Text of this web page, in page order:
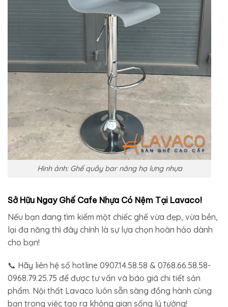
Hình ảnh: Ghế quầy bar nâng hạ lưng nhựa
Sở Hữu Ngay Ghế Cafe Nhựa Có Nệm Tại Lavaco!
Nếu bạn đang tìm kiếm một chiếc ghế vừa đẹp, vừa bền,
lại đa năng thì đây chính là sự lựa chọn hoàn hảo dành
cho bạn!
📞 Hãy liên hệ số hotline 0907.14.58.58 & 0768.66.58.58-
0968.79.25.75 để được tư vấn và báo giá chi tiết sản
phẩm. Nội thất Lavaco luôn sẵn sàng đồng hành cùng
bạn trong việc tạo ra không gian sống lý tưởng!